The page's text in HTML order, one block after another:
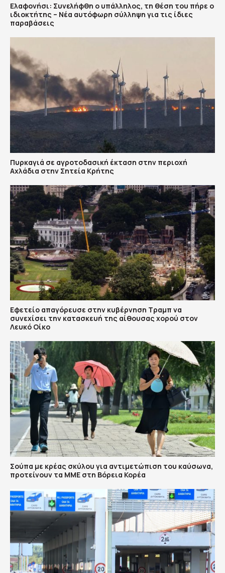
Ελαφονήσι: Συνελήφθη ο υπάλληλος, τη θέση του πήρε ο
ιδιοκτήτης – Νέα αυτόφωρη σύλληψη για τις ίδιες
παραβάσεις
Πυρκαγιά σε αγροτοδασική έκταση στην περιοχή
Αχλάδια στην Σητεία Κρήτης
Εφετείο απαγόρευσε στην κυβέρνηση Τραμπ να
συνεχίσει την κατασκευή της αίθουσας χορού στον
Λευκό Οίκο
Σούπα με κρέας σκύλου για αντιμετώπιση του καύσωνα,
προτείνουν τα ΜΜΕ στη Βόρεια Κορέα